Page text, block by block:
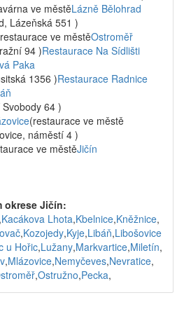
ve městěLázně Bělohrad
Lázeňská 551 )
ve městěOstroměř
94 )Restaurace Na Sídlišti
Paka
1356 )Restaurace Radnice
64 )
(restaurace ve městě
náměstí 4 )
ve městěJičín
okrese Jičín:
,Kacákova Lhota,Kbelnice,Kněžnice,
,Kozojedy,Kyje,Libáň,Libošovice
u Hořic,Lužany,Markvartice,Miletín,
,Mlázovice,Nemyčeves,Nevratice,
,Ostružno,Pecka,